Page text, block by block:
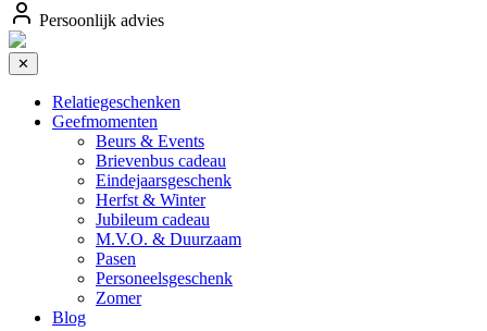
Persoonlijk advies
✕
Relatiegeschenken
Geefmomenten
Beurs & Events
Brievenbus cadeau
Eindejaarsgeschenk
Herfst & Winter
Jubileum cadeau
M.V.O. & Duurzaam
Pasen
Personeelsgeschenk
Zomer
Blog